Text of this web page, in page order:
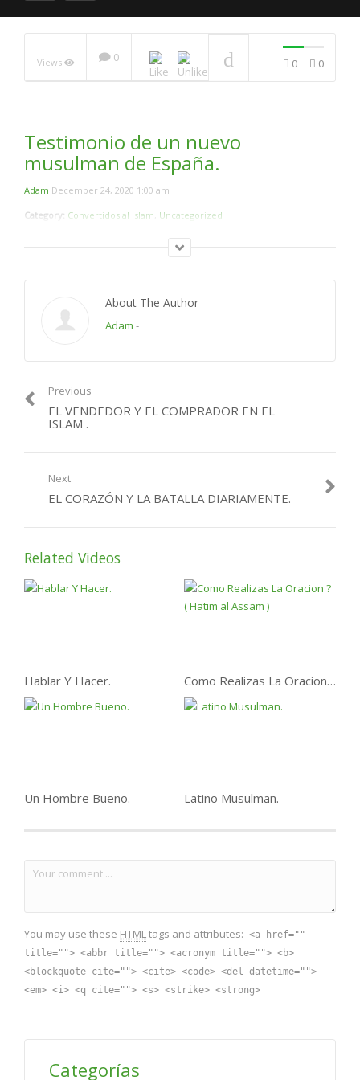
UN MAESTRO DE LA
UNIVERSIDAD CON SU
Views 0 0 0
Testimonio de un nuevo
musulman de España.
Adam December 24, 2020 1:00 am
Category: Convertidos al Islam Uncategorized
About The Author
Adam -
Previous
EL VENDEDOR Y EL COMPRADOR EN EL
ISLAM .
Next
EL CORAZÓN Y LA BATALLA DIARIAMENTE.
Related Videos
Hablar Y Hacer. Como Realizas La Oracion ? ( Hatim al Assam )
Un Hombre Bueno. Latino Musulman.
You may use these HTMLtags and attributes: <a href=""
title=""> <abbr title=""> <acronym title=""> <b>
<blockquote cite=""> <cite> <code> <del datetime="">
<em> <i> <q cite=""> <s> <strike> <strong>
Categorías